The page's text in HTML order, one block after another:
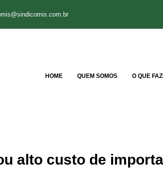
HOME QUEM SOMOS O QUE
alto custo de